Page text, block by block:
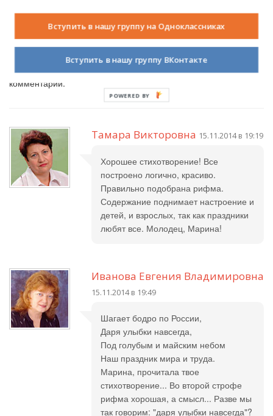
Комментарии (2)
Авторизуйтесь на сайте
, чтобы вы могли оставить свой
комментарий.
Тамара Викторовна 15.11.2014 в 19:19
Хорошее стихотворение! Все
построено логично, красиво.
Правильно подобрана рифма.
Содержание поднимает настроение и
детей, и взрослых, так как праздники
любят все. Молодец, Марина!
Иванова Евгения Владимировна
15.11.2014 в 19:49
Шагает бодро по России,
Даря улыбки навсегда,
Под голубым и майским небом
Наш праздник мира и труда.
Марина, прочитала твое
стихотворение... Во второй строфе
рифма хорошая, а смысл... Разве мы
так говорим: "даря улыбки навсегда"?
Вступить в нашу группу на Одноклассниках
Вступить в нашу группу ВКонтакте
POWERED BY